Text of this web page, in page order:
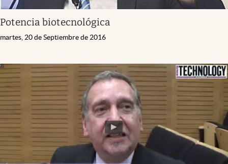
Potencia biotecnológica
martes, 20 de Septiembre de 2016